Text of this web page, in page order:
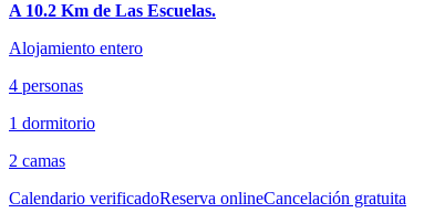
A 10.2 Km de Las Escuelas.
Alojamiento entero
4 personas
1 dormitorio
2 camas
Calendario verificadoReserva onlineCancelación gratuita